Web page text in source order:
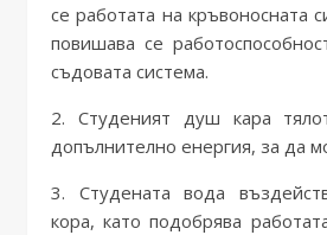
се работата на кръвоносната
повишава се
съдовата система.
2. Студеният душ кара
допълнително енергия, за да
3. Студената вода
кора, като подобрява